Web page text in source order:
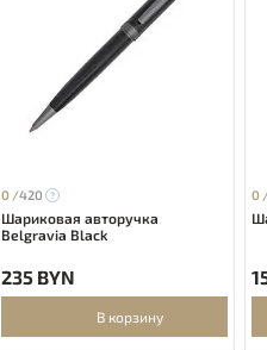
0 /420
Шариковая авторучка
Belgravia Black
235 BYN
В корзину
0